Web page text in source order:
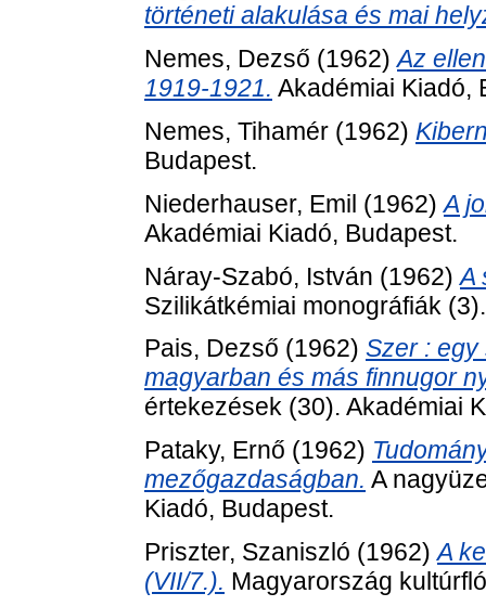
történeti alakulása és mai
Nemes, Dezső (1962)Az
1919-1921. Akadémiai Kiadó,
Nemes, Tihamér (1962)
Budapest.
Niederhauser, Emil (1962)A
Akadémiai Kiadó, Budapest.
Náray-Szabó, István (1962)A
Szilikátkémiai monográfiák
Pais, Dezső (1962) Szer :
magyarban és más finnugor
értekezések (30). Akadémiai
Pataky, Ernő (1962)
mezőgazdaságban. A
Kiadó, Budapest.
Priszter, Szaniszló (1962)A
(VII/7.). Magyarország